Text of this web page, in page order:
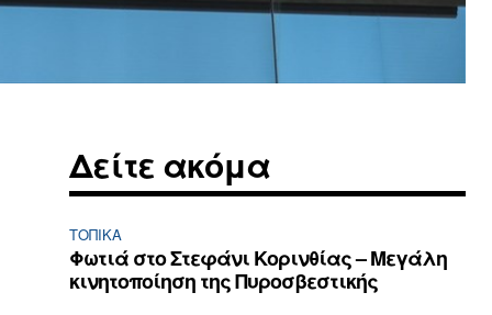
Δείτε ακόμα
ΤΟΠΙΚΑ
Φωτιά στο Στεφάνι Κορινθίας – Μεγάλη
κινητοποίηση της Πυροσβεστικής